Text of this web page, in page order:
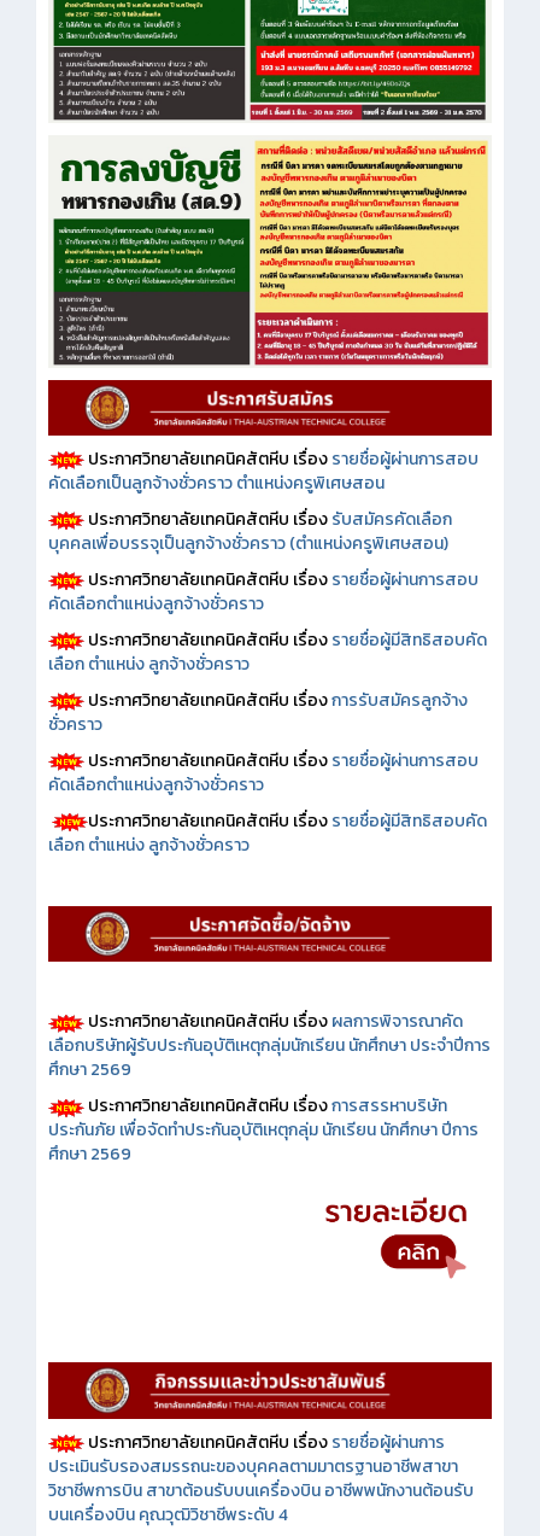
ประกาศวิทยาลัยเทคนิคสัตหีบ เรื่องรายชื่อผู้ผ่านการสอบ
คัดเลือกเป็นลูกจ้างชั่วคราว ตำแหน่งครูพิเศษสอน
ประกาศวิทยาลัยเทคนิคสัตหีบ เรื่องรับสมัครคัดเลือก
บุคคลเพื่อบรรจุเป็นลูกจ้างชั่วคราว (ตำแหน่งครูพิเศษสอน)
ประกาศวิทยาลัยเทคนิคสัตหีบ เรื่องรายชื่อผู้ผ่านการสอบ
คัดเลือกตำแหน่งลูกจ้างชั่วคราว
ประกาศวิทยาลัยเทคนิคสัตหีบ เรื่องรายชื่อผู้มีสิทธิสอบคัด
เลือก ตำแหน่ง ลูกจ้างชั่วคราว
ประกาศวิทยาลัยเทคนิคสัตหีบ เรื่องการรับสมัครลูกจ้าง
ชั่วคราว
ประกาศวิทยาลัยเทคนิคสัตหีบ เรื่องรายชื่อผู้ผ่านการสอบ
คัดเลือกตำแหน่งลูกจ้างชั่วคราว
ประกาศวิทยาลัยเทคนิคสัตหีบ เรื่องรายชื่อผู้มีสิทธิสอบคัด
เลือก ตำแหน่ง ลูกจ้างชั่วคราว
ประกาศวิทยาลัยเทคนิคสัตหีบ เรื่องผลการพิจารณาคัด
เลือกบริษัทผู้รับประกันอุบัติเหตุกลุ่มนักเรียน นักศึกษา ประจำปีการ
ศึกษา 2569
ประกาศวิทยาลัยเทคนิคสัตหีบ เรื่องการสรรหาบริษัท
ประกันภัย เพื่อจัดทำประกันอุบัติเหตุกลุ่ม นักเรียน นักศึกษา ปีการ
ศึกษา 2569
ประกาศวิทยาลัยเทคนิคสัตหีบ เรื่องรายชื่อผู้ผ่านการ
ประเมินรับรองสมรรถนะของบุคคลตามมาตรฐานอาชีพสาขา
วิชาชีพการบิน สาขาต้อนรับบนเครื่องบิน อาชีพพนักงานต้อนรับ
บนเครื่องบิน คุณวุฒิวิชาชีพระดับ 4